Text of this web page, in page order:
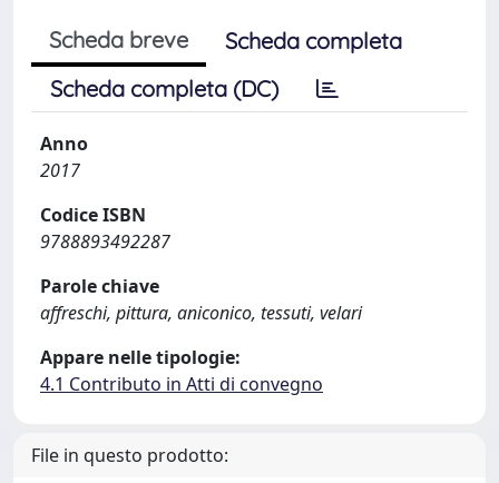
Scheda breve
Scheda completa
Scheda completa (DC)
Anno
2017
Codice ISBN
9788893492287
Parole chiave
affreschi, pittura, aniconico, tessuti, velari
Appare nelle tipologie:
4.1 Contributo in Atti di convegno
File in questo prodotto: